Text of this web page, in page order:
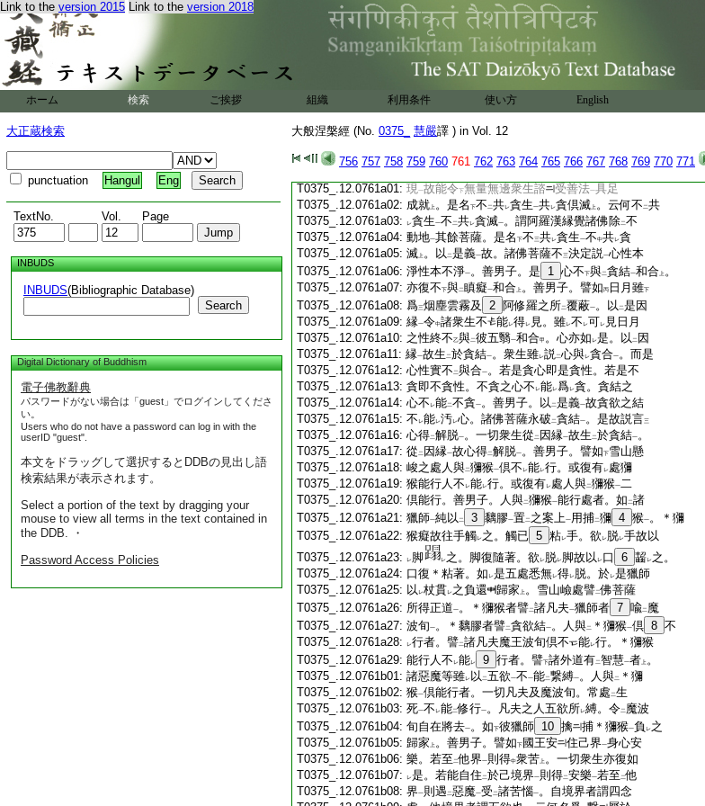
Link to the version 2015 Link to the version 2018
ホーム 検索 ご挨拶 組織 利用条件 使い方 English
大正蔵検索
punctuation Hangul Eng
TextNo. Vol. Page
INBUDS
INBUDS(Bibliographic Database)
Search
Digital Dictionary of Buddhism
電子佛教辭典
パスワードがない場合は「guest」でログインしてくださ
い。
Users who do not have a password can log in with the
userID "guest".
本文をドラッグして選択するとDDBの見出し語
検索結果が表示されます。
Select a portion of the text by dragging your
mouse to view all terms in the text contained in
the DDB. ・
Password Access Policies
大般涅槃經 (No. 0375_ 慧嚴譯 ) in Vol. 12
756 757 758 759 760 761 762 763 764 765 766 767 768 769 770 771
T0375_.12.0760c19:遇二因縁一故即便得 之。言二因縁一者謂火災也。
T0375_.12.0760c20: 一切凡夫亦復如レ 是。若修不修心共レ 貪生心
T0375_.12.0760c21:共 レ貪滅。何以故。不 レ 斷レ貪故。云何心共
T0375_.12.0760c22:
不 共貪滅 。聲聞弟子有二 因縁 故生 於貪心
。
畏二 貪心 一故修二 白骨觀一。是名三 心共レ貪生不二共
T0375_.12.0760c24: 貪滅 。復有 心共 貪生不 共 貪滅 。如 聲聞人
T0375_.12.0760c25:未 證 。有 因縁 於貪心 。證
T0375_.12.0760c26: 時貪心得 滅。是名
T0375_.12.0760c27:薩摩訶薩得
T0375_.12.0760c28: 滅一。云何不共レ貪生一 共レ 貪倶滅。若菩薩摩訶
T0375_.12.0761a01: 現一故能令下無量無邊衆生諮 受善法一具足
T0375_.12.0761a02: 成就 上 。是名 下不 二共レ貪生一共レ貪倶滅 上 。云何不 二共
T0375_.12.0761a03:
レ貪生一不 二共レ貪滅一。謂阿羅漢縁覺諸佛除二不
T0375_.12.0761a04: 動地一其餘菩薩。是名 下不三共レ貪生一不中共レ貪
T0375_.12.0761a05: 滅 上 。以 二是義一故。諸佛菩薩不三決定説一心性本
T0375_.12.0761a06: 淨性本不淨一。善男子。是 1 心不下與二貪結一和合 上 。
T0375_.12.0761a07: 亦復不下與二瞋癡一和合 上 。善男子。譬如丙 日月雖下
T0375_.12.0761a08: 爲三烟塵雲霧及 2 阿修羅之所二覆蔽一。以 二是因
T0375_.12.0761a09: 縁一令中諸衆生不 能レ得レ 見。雖レ不 レ可レ 見日月
T0375_.12.0761a10: 之性終不乙與二彼五翳一和合甲 。心亦如 レ是。以 二 因
T0375_.12.0761a11: 縁一故生 二於貪結一。衆生雖レ説二心與レ貪合一。而是
T0375_.12.0761a12: 心性實不 二與合一。若是貪心即是貪性。若是不
T0375_.12.0761a13: 貪即不貪性。不貪之心不 レ能レ爲レ貪。貪結之
T0375_.12.0761a14: 心不 レ能二不貪一。善男子。以 二是義一故貪欲之結
T0375_.12.0761a15: 不 レ能レ汚レ心。諸佛菩薩永破 二貪結一。是故説言三
T0375_.12.0761a16: 心得二解脱一。一切衆生從 二 因縁一故生 二於貪結一。
T0375_.12.0761a17: 從 二 因縁一故心得二解脱一。善男子。譬如下雪山懸
T0375_.12.0761a18: 峻之處人與二獼猴一倶不 レ能レ行。或復有レ處獼
T0375_.12.0761a19: 猴能行人不 レ能レ行。或復有レ處人與二獼猴一二
T0375_.12.0761a20: 倶能行。善男子。人與二獼猴一能行處者。如 二諸
T0375_.12.0761a21: 獵師一純以 二 3 黐膠一置二 之案上一用捕二獼 4 猴一。＊獼
T0375_.12.0761a22: 猴癡故往手觸レ之。觸已 5 粘レ手。欲 レ脱レ手故以
T0375_.12.0761a23:
レ脚 レ之。脚復隨著。欲 レ脱レ脚故以 レ口 6 齧レ之。
T0375_.12.0761a24: 口復＊粘著。如 レ是五處悉無レ得レ脱。於レ是獵師
T0375_.12.0761a25: 以 レ杖貫レ之負還 歸家 上 。雪山嶮處譬二佛菩薩
T0375_.12.0761a26: 所得正道一。＊獼猴者譬二諸凡夫一獵師者 7 喩二 魔
T0375_.12.0761a27: 波旬一。＊黐膠者譬二貪欲結一。人與二 ＊獼猴一倶 8 不
T0375_.12.0761a28:
レ行者。譬二諸凡夫魔王波旬倶不 能レ行。＊獼猴
T0375_.12.0761a29: 能行人不 レ能レ 9 行者。譬下諸外道有二智慧一者 上 。
T0375_.12.0761b01: 諸惡魔等雖レ 以 二五欲一不一能二繋縛一。人與二
＊獼
T0375_.12.0761b02: 猴一倶能行者。一切凡夫及魔波旬。常處 二生
T0375_.12.0761b03: 死一不 レ能二修行一。凡夫之人五欲所レ縛。令二 魔波
T0375_.12.0761b04: 旬自在將去一。如下彼獵師 10 擒 捕＊獼猴一負 レ之
T0375_.12.0761b05: 歸家 上 。善男子。譬如下 國王安 住己界一身心安
T0375_.12.0761b06: 樂。若至 二他界一則得中衆苦 上 。一切衆生亦復如
T0375_.12.0761b07:
レ是。若能自住 二於己境界一則得二安樂一若至 二他
T0375_.12.0761b08: 界一則遇 二惡魔一受 二諸苦惱一。自境界者謂四念